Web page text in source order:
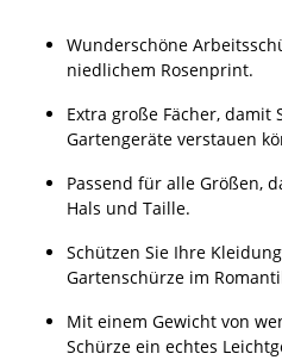
Wunderschöne
niedlichem Rosenprint.
Extra große Fächer, damit
Gartengeräte verstauen
Passend für alle Größen,
Hals und Taille.
Schützen Sie Ihre
Gartenschürze im
Mit einem Gewicht von
Schürze ein echtes